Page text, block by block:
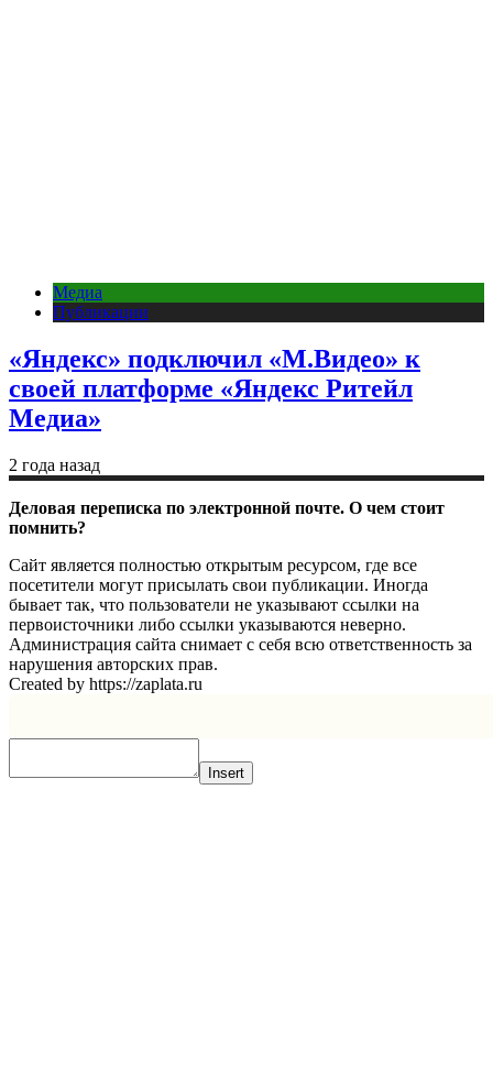
Медиа
Публикации
«Яндекс» подключил «М.Видео» к
своей платформе «Яндекс Ритейл
Медиа»
2 года назад
Деловая переписка по электронной почте. О чем стоит
помнить?
Сайт является полностью открытым ресурсом, где все
посетители могут присылать свои публикации. Иногда
бывает так, что пользователи не указывают ссылки на
первоисточники либо ссылки указываются неверно.
Администрация сайта снимает с себя всю ответственность за
нарушения авторских прав.
Created by https://zaplata.ru
Insert